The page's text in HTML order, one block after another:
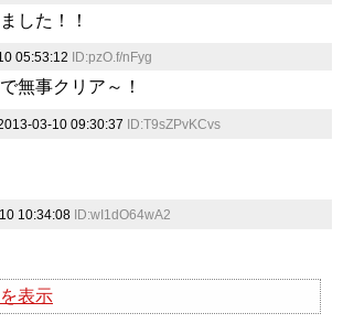
した！！
05:53:12 ID:pzO.f/nFyg
無事クリア～！
03-10 09:30:37 ID:T9sZPvKCvs
10:34:08 ID:wI1dO64wA2
表示